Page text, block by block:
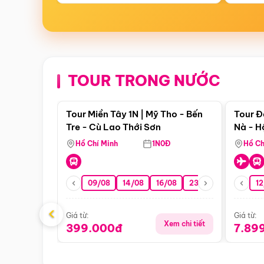
TOUR TRONG NƯỚC
Điểm nổi bật
Tour Miền Tây 1N | Mỹ Tho - Bến
Tre - Cù Lao Thới Sơn
Hồ Chí Minh 1N0Đ
09/08 14/08 16/08 23/08 30/08
Giá từ:
399.000đ Xem chi tiết
Tour
Nà -
Nha
Hồ
Giá từ:
‹